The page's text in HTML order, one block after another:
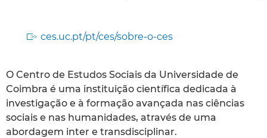
ces.uc.pt/pt/ces/sobre-o-ces
O Centro de Estudos Sociais da Universidade de
Coimbra é uma instituição científica dedicada à
investigação e à formação avançada nas ciências
sociais e nas humanidades, através de uma
abordagem inter e transdisciplinar.